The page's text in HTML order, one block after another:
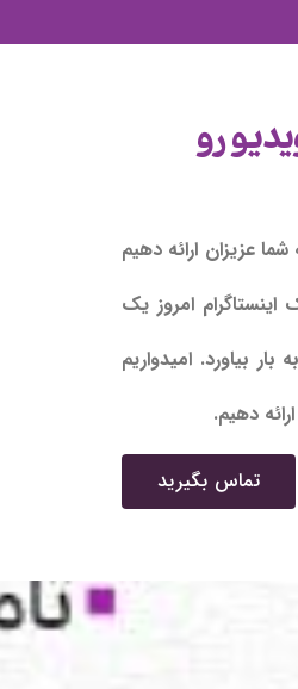
رو
عزیزان ارائه دهیم
امروز یک
بیاورد. امیدواریم
دهیم.
تماس بگیرید